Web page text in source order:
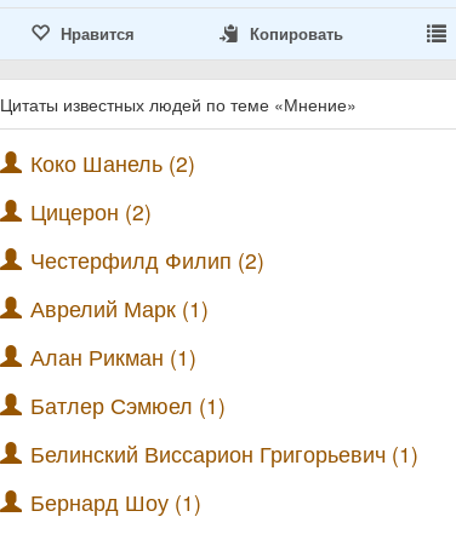
Нравится Копировать
Цитаты известных людей по теме «Мнение»
Коко Шанель (2)
Цицерон (2)
Честерфилд Филип (2)
Аврелий Марк (1)
Алан Рикман (1)
Батлер Сэмюел (1)
Белинский Виссарион Григорьевич (1)
Бернард Шоу (1)